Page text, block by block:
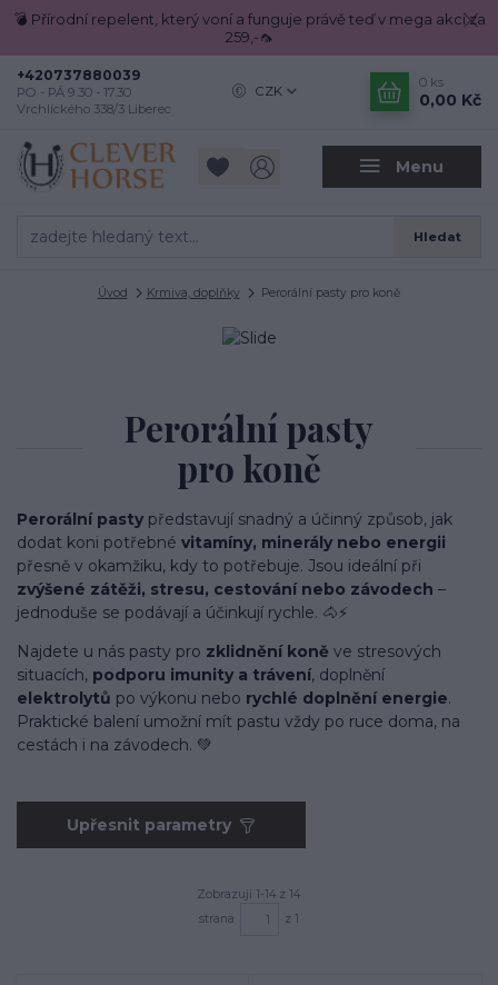
💣 Přírodní repelent, který voní a funguje právě teď v mega akci za
259,-🦟
Menu
CZK
Hledat
+420737880039
PO - PÁ 9.30 - 17.30
Vrchlického 338/3 Liberec
0 ks
0,00 Kč
Úvod Krmiva, doplňky Perorální pasty pro koně
Perorální pasty
pro koně
Perorální pasty představují snadný a účinný způsob, jak
dodat koni potřebné vitamíny, minerály nebo energii
přesně v okamžiku, kdy to potřebuje. Jsou ideální při
zvýšené zátěži, stresu, cestování nebo závodech –
jednoduše se podávají a účinkují rychle. 🐴⚡
Najdete u nás pasty pro zklidnění koně ve stresových
situacích, podporu imunity a trávení, doplnění
elektrolytů po výkonu nebo rychlé doplnění energie.
Praktické balení umožní mít pastu vždy po ruce doma, na
cestách i na závodech. 💚
Upřesnit parametry
Zobrazuji 1-14 z 14
strana
z 1